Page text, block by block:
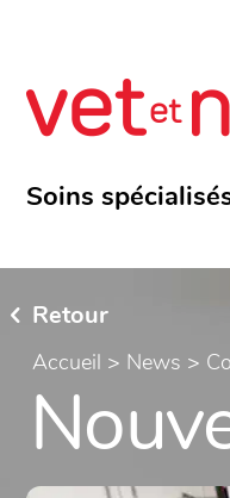
Soins
Retour
Accueil > News >